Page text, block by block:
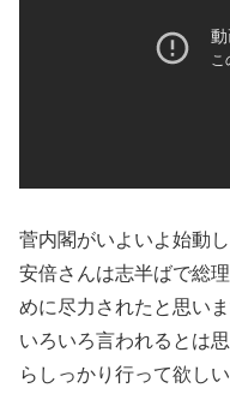
菅内閣がいよいよ始動し
安倍さんは志半ばで総
めに尽力されたと思いま
いろいろ言われるとは
らしっかり行って欲しい